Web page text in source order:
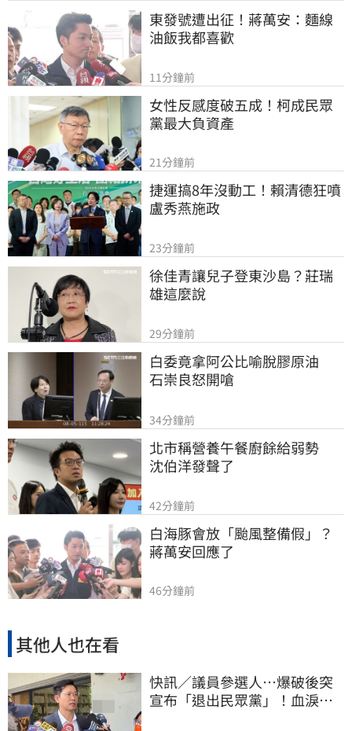
東發號遭出征！蔣萬安：麵線
油飯我都喜歡
11分鐘前
女性反感度破五成！柯成民眾
黨最大負資產
21分鐘前
捷運搞8年沒動工！賴清德狂噴
盧秀燕施政
23分鐘前
徐佳青讓兒子登東沙島？莊瑞
雄這麼說
29分鐘前
白委竟拿阿公比喻脫膠原油
石崇良怒開嗆
34分鐘前
北市稱營養午餐廚餘給弱勢
沈伯洋發聲了
42分鐘前
白海豚會放「颱風整備假」？
蔣萬安回應了
46分鐘前
其他人也在看
快訊／議員參選人…爆破後突
宣布「退出民眾黨」！血淚全